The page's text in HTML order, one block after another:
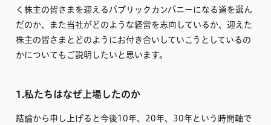
く株主の皆さまを迎えるパブリックカンパニーになる道を選ん
だのか、また当社がどのような経営を志向しているか、迎えた
株主の皆さまとどのようにお付き合いしていこうとしているの
かについてもご説明したいと思います。
1.私たちはなぜ上場したのか
結論から申し上げると今後10年、20年、30年という時間軸で